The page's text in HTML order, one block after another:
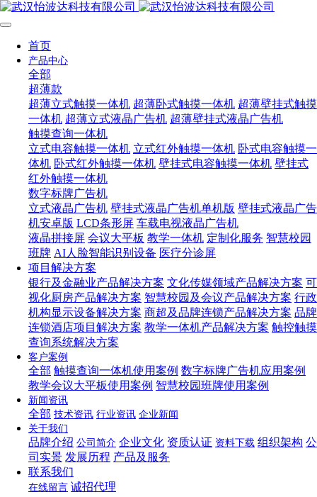
首页
产品中心
全部
超薄款
超薄立式触摸一体机 超薄卧式触摸一体机 超薄壁挂式触摸
一体机 超薄立式液晶广告机 超薄壁挂式液晶广告机
触摸查询一体机
立式电容触摸一体机 立式红外触摸一体机 卧式电容触摸一
体机 卧式红外触摸一体机 壁挂式电容触摸一体机 壁挂式
红外触摸一体机
数字标牌广告机
立式液晶广告机 壁挂式液晶广告机单机版 壁挂式液晶广告
机安卓版 LCD条形屏 车载电视液晶广告机
液晶拼接屏 会议大平板 教学一体机 定制化服务 智慧校园
班牌 AI人脸智能识别设备 医疗分诊屏
项目解决方案
银行及金融业产品解决方案 文化传媒领域产品解决方案 可
视化厨房产品解决方案 智慧校园及会议产品解决方案 行政
机构显示设备解决方案 商超及品牌连锁产品解决方案 品牌
连锁酒店项目解决方案 教学一体机产品解决方案 触控触摸
查询系统解决方案
客户案例
全部 触摸查询一体机使用案例 数字标牌广告机应用案例
教学会议大平板使用案例 智慧校园班牌使用案例
新闻资讯
全部 技术资讯 行业资讯 企业新闻
关于我们
品牌介绍 公司简介 企业文化 资质认证 资料下载 组织架构 公
司实景 发展历程 产品及服务
联系我们
在线留言 诚招代理